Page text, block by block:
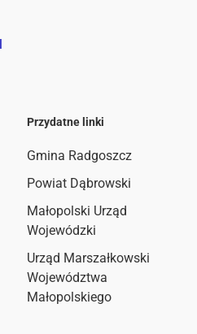
Przydatne linki
Gmina Radgoszcz
Powiat Dąbrowski
Małopolski Urząd
Wojewódzki
Urząd Marszałkowski
Województwa
Małopolskiego